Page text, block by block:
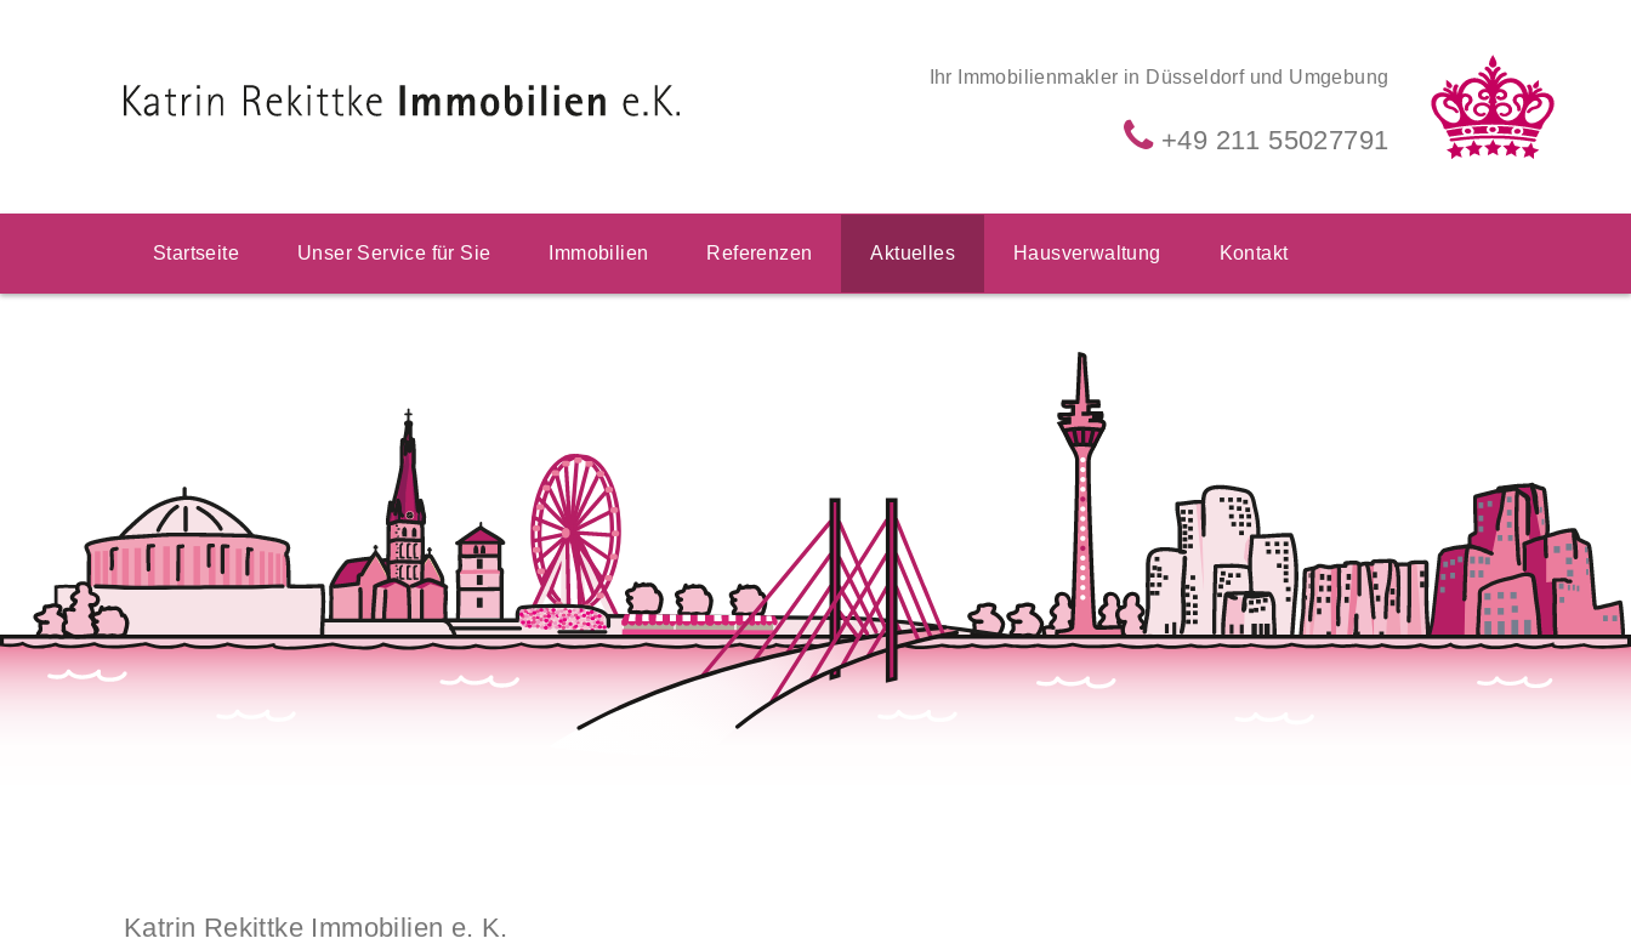
Ihr Immobilienmakler in Düsseldorf und Umgebung
+49 211 55027791
Startseite Unser Service für Sie Immobilien Referenzen Aktuelles Hausverwaltung Kontakt
Katrin Rekittke Immobilien e. K.